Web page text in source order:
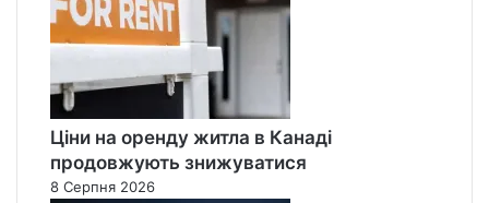
Ціни на оренду житла в Канаді
продовжують знижуватися
8 Серпня 2026